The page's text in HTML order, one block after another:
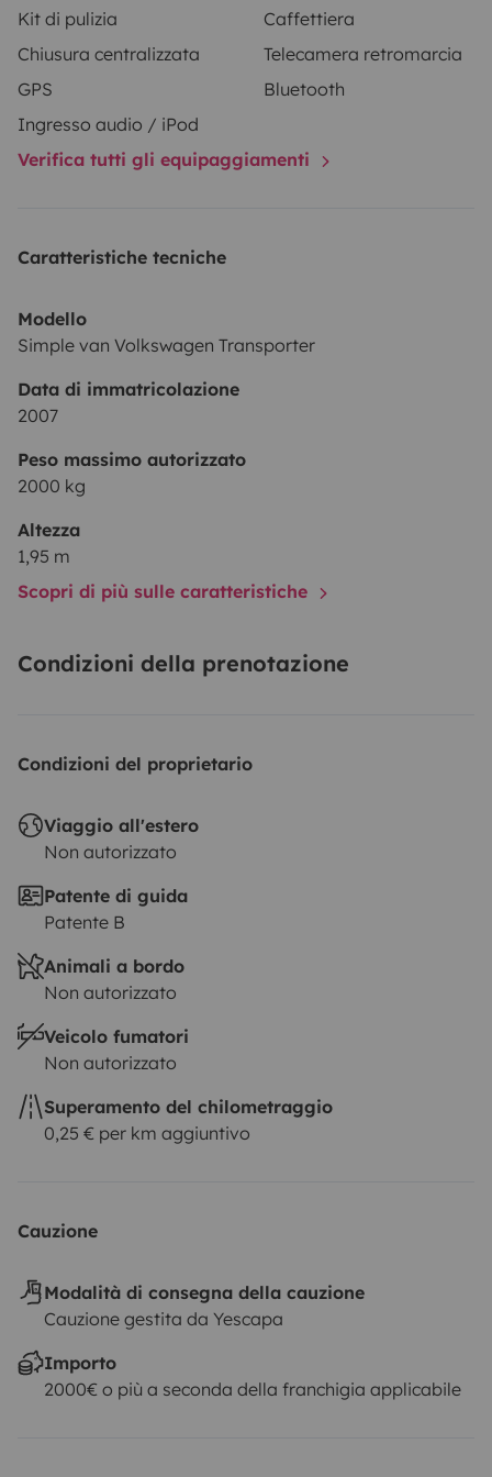
Kit di pulizia
Caffettiera
Chiusura centralizzata
Telecamera retromarcia
GPS
Bluetooth
Ingresso audio / iPod
Verifica tutti gli equipaggiamenti
Caratteristiche tecniche
Modello
Simple van Volkswagen Transporter
Data di immatricolazione
2007
Peso massimo autorizzato
2000 kg
Altezza
1,95 m
Scopri di più sulle caratteristiche
Condizioni della prenotazione
Condizioni del proprietario
Viaggio all'estero
Non autorizzato
Patente di guida
Patente B
Animali a bordo
Non autorizzato
Veicolo fumatori
Non autorizzato
Superamento del chilometraggio
0,25 € per km aggiuntivo
Cauzione
Modalità di consegna della cauzione
Cauzione gestita da Yescapa
Importo
2000€ o più a seconda della franchigia applicabile